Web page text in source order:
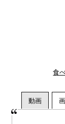
食